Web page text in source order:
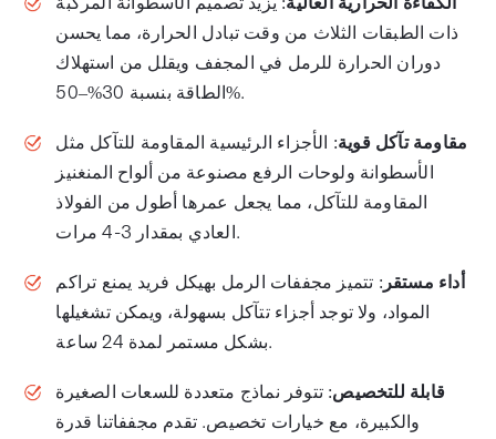
ذات الطبقات الثلاث من وقت تبادل الحرارة، مما يحسن
دوران الحرارة للرمل في المجفف ويقلل من استهلاك
الطاقة بنسبة 30%–50%.
مقاومة تآكل قوية: الأجزاء الرئيسية المقاومة للتآكل مثل
الأسطوانة ولوحات الرفع مصنوعة من ألواح المنغنيز
المقاومة للتآكل، مما يجعل عمرها أطول من الفولاذ
العادي بمقدار 3-4 مرات.
أداء مستقر: تتميز مجففات الرمل بهيكل فريد يمنع تراكم
المواد، ولا توجد أجزاء تتآكل بسهولة، ويمكن تشغيلها
بشكل مستمر لمدة 24 ساعة.
قابلة للتخصيص: تتوفر نماذج متعددة للسعات الصغيرة
والكبيرة، مع خيارات تخصيص. تقدم مجففاتنا قدرة